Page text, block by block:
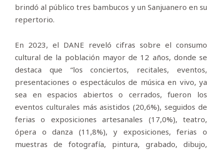
brindó al público tres bambucos y un Sanjuanero en su
repertorio.
En 2023, el DANE reveló cifras sobre el consumo
cultural de la población mayor de 12 años, donde se
destaca que “los conciertos, recitales, eventos,
presentaciones o espectáculos de música en vivo, ya
sea en espacios abiertos o cerrados, fueron los
eventos culturales más asistidos (20,6%), seguidos de
ferias o exposiciones artesanales (17,0%), teatro,
ópera o danza (11,8%), y exposiciones, ferias o
muestras de fotografía, pintura, grabado, dibujo,